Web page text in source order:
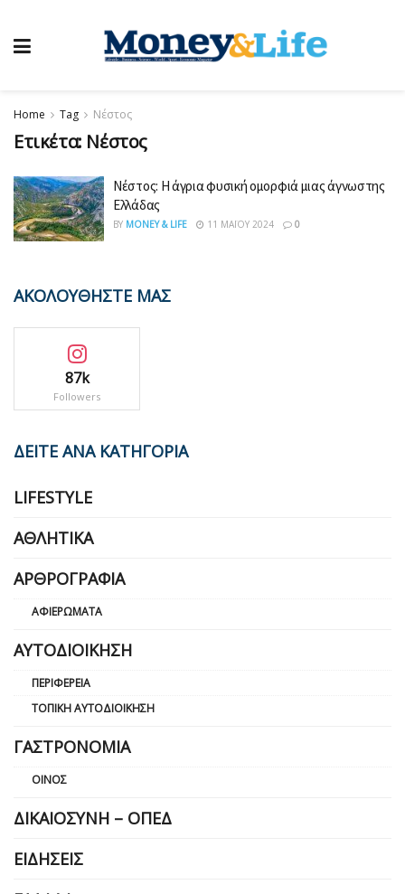
Home Tag Νέστος
Ετικέτα: Νέστος
Νέστος: Η άγρια φυσική ομορφιά μιας άγνωστης
Ελλάδας
BY MONEY & LIFE 11 ΜΑΪ́ΟΥ 2024 0
ΑΚΟΛΟΥΘΗΣΤΕ ΜΑΣ
87k
Followers
ΔΕΙΤΕ ΑΝΑ ΚΑΤΗΓΟΡΙΑ
LIFESTYLE
ΑΘΛΗΤΙΚΆ
ΑΡΘΡΟΓΡΑΦΊΑ
ΑΦΙΕΡΏΜΑΤΑ
ΑΥΤΟΔΙΟΊΚΗΣΗ
ΠΕΡΙΦΈΡΕΙΑ
ΤΟΠΙΚΉ ΑΥΤΟΔΙΟΊΚΗΣΗ
ΓΑΣΤΡΟΝΟΜΊΑ
ΟΊΝΟΣ
ΔΙΚΑΙΟΣΎΝΗ – ΟΠΕΔ
ΕΙΔΉΣΕΙΣ